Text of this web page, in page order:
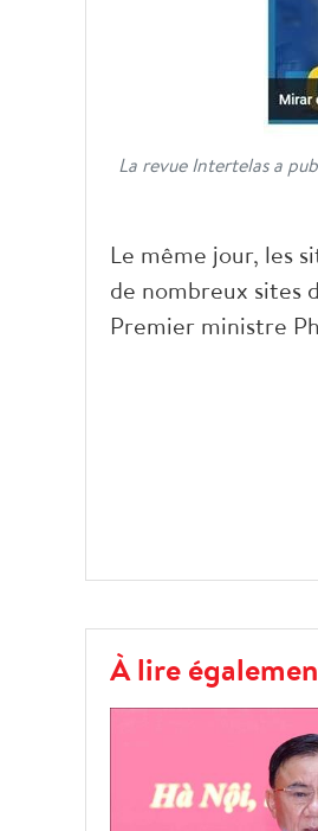
La revue Intertelas a
Le même jour, les
de nombreux sites
Premier ministre
À lire